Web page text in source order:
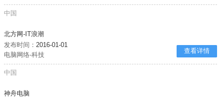
中国
北方网-IT浪潮
发布时间：2016-01-01
电脑网络-科技
查看详情
中国
神舟电脑